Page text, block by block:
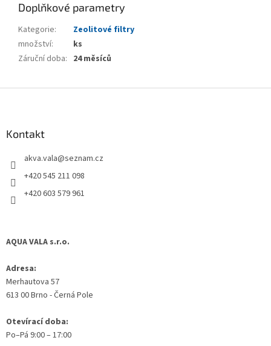
Doplňkové parametry
Kategorie:
Zeolitové filtry
množství:
ks
Záruční doba: 24 měsíců
Kontakt
akva.vala@seznam.cz
+420 545 211 098
+420 603 579 961
AQUA VALA s.r.o.
Adresa:
Merhautova 57
613 00 Brno - Černá Pole
Otevírací doba:
Po–Pá 9:00 – 17:00